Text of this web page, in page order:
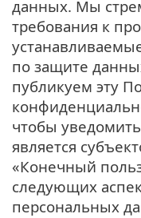
данных. Мы
требования к
по защите
публикуем эту
чтобы
является
«Конечный
следующих
персональных